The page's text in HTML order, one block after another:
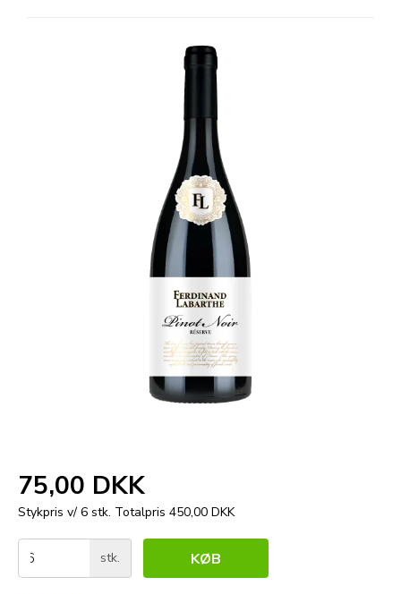
75,00 DKK
Stykpris v/ 6 stk. Totalpris 450,00 DKK
stk. KØB